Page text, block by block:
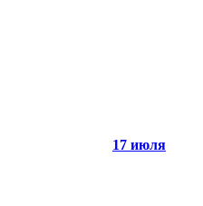
17 июля